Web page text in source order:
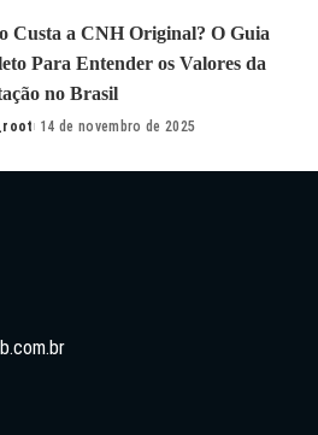
Custa a CNH Original? O Guia
Para Entender os Valores da
no Brasil
14 de novembro de 2025